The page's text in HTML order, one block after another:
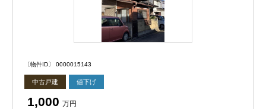
〔物件ID〕 0000015143
中古戸建 値下げ
1,000 万円